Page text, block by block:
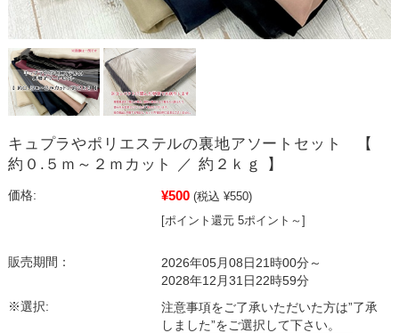
キュプラやポリエステルの裏地アソートセット 【
約０.５ｍ～２ｍカット ／ 約２ｋｇ 】
価格: ¥500 (税込 ¥550)
[ポイント還元 5ポイント～]
販売期間：
2026年05月08日21時00分～
2028年12月31日22時59分
※選択:
注意事項をご了承いただいた方は”了承
しました”をご選択して下さい。